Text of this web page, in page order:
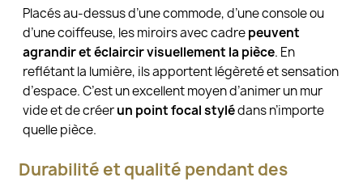
Placés au-dessus d’une commode, d’une console ou
d’une coiffeuse, les miroirs avec cadrepeuvent
agrandir et éclaircir visuellement la pièce. En
reflétant la lumière, ils apportent légèreté et sensation
d’espace. C’est un excellent moyen d’animer un mur
vide et de créerun point focal stylédans n’importe
quelle pièce.
Durabilité et qualité pendant des